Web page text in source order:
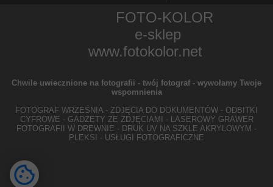
FOTO-KOLOR
e-sklep
www.fotokolor.net
Chwile uwiecznione na fotografii - twój fotograf - wywołamy Twoje
wspomnienia
FOTOGRAF WRZEŚNIA - ZDJĘCIA DO DOKUMENTÓW - ODBITKI
CYFROWE - GADŻETY ZE ZDJĘCIAMI - LASEROWY GRAWER
FOTOGRAFII W DREWNIE - DRUK UV NA SZKLE AKRYLOWYM -
PLEKSI - USŁUGI FOTOGRAFICZNE